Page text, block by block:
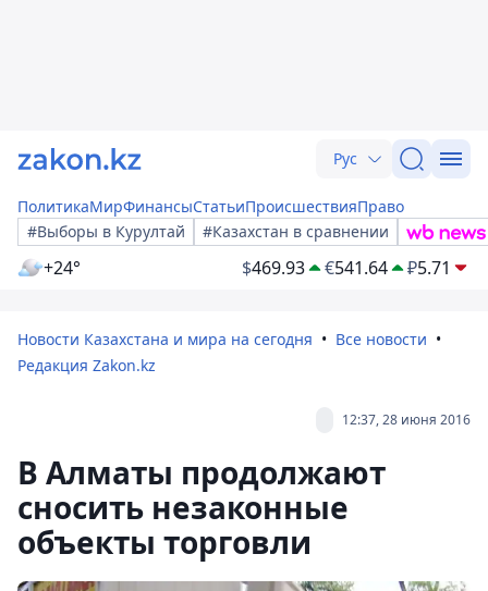
Рус
ПолитикаМирФинансыСтатьиПроисшествияПраво
#Выборы в Курултай
#Казахстан в сравнении
+24° $469.93 €541.64 ₽5.71
Новости Казахстана и мира на сегодня
Все новости
Редакция Zakon.kz
12:37, 28 июня 2016
В Алматы продолжают
сносить незаконные
объекты торговли